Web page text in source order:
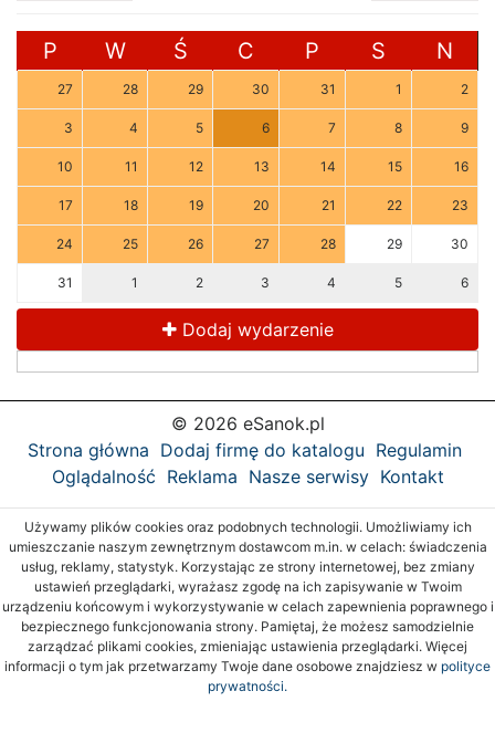
P W Ś C P S N
27 28 29 30 31 1 2
3 4 5 6 7 8 9
10 11 12 13 14 15 16
17 18 19 20 21 22 23
24 25 26 27 28 29 30
31 1 2 3 4 5 6
Dodaj wydarzenie
© 2026 eSanok.pl
Strona główna Dodaj firmę do katalogu Regulamin
Oglądalność Reklama Nasze serwisy Kontakt
Używamy plików cookies oraz podobnych technologii. Umożliwiamy ich
umieszczanie naszym zewnętrznym dostawcom m.in. w celach: świadczenia
usług, reklamy, statystyk. Korzystając ze strony internetowej, bez zmiany
ustawień przeglądarki, wyrażasz zgodę na ich zapisywanie w Twoim
urządzeniu końcowym i wykorzystywanie w celach zapewnienia poprawnego i
bezpiecznego funkcjonowania strony. Pamiętaj, że możesz samodzielnie
zarządzać plikami cookies, zmieniając ustawienia przeglądarki. Więcej
informacji o tym jak przetwarzamy Twoje dane osobowe znajdziesz w polityce
prywatności.